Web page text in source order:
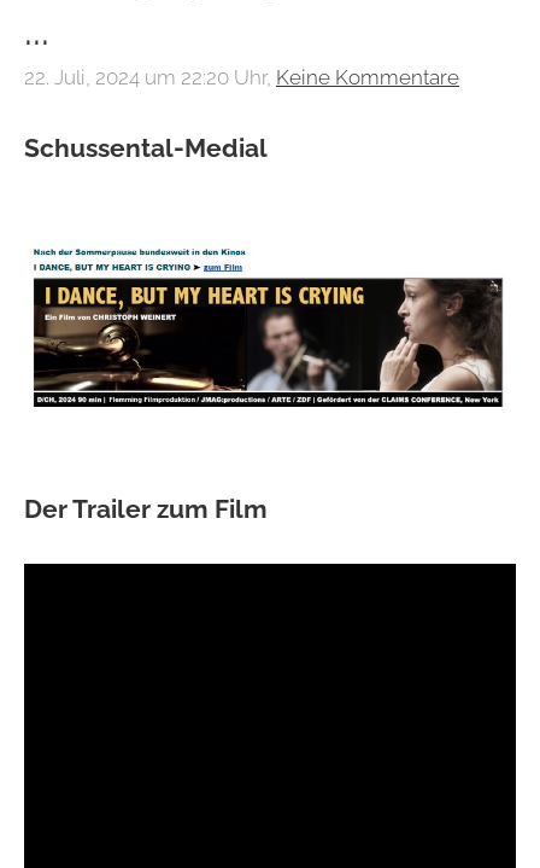
...
22. Juli, 2024 um 22:20 Uhr, Keine Kommentare
Schussental-Medial
Der Trailer zum Film